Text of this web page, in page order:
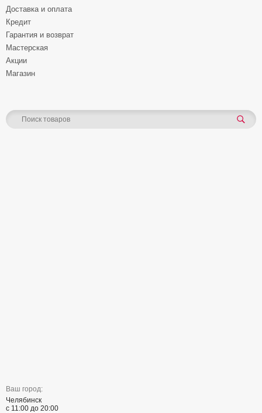
Доставка и оплата
Кредит
Гарантия и возврат
Мастерская
Акции
Магазин
Ваш город:
Челябинск
с 11:00 до 20:00